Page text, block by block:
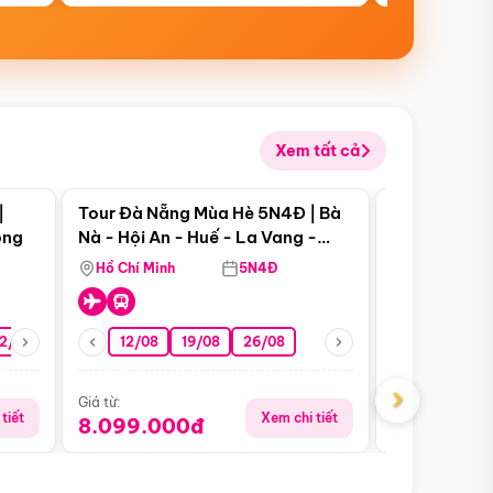
Xem tất cả
08 26/08 05/09 09/09 12/09
tiết
Điểm nổi bật
Tour Đà Nẵng Mùa Hè 5N4Đ | Bà
Nà - Hội An - Huế - La Vang -
Động Thiên Đường
Hồ Chí Minh 5N4Đ
12/08 19/08 26/08
Giá từ:
8.099.000đ Xem chi tiết
Giá từ:
›